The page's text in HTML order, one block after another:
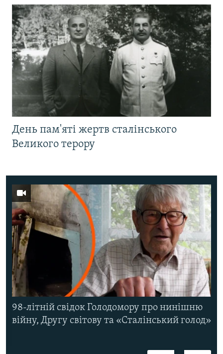
День пам'яті жертв сталінського
Великого терору
98-літній свідок Голодомору про нинішню
війну, Другу світову та «Сталінський голод»